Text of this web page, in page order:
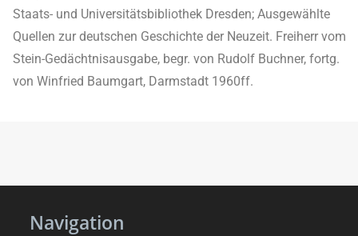
Staats- und Universitätsbibliothek Dresden; Ausgewählte
Quellen zur deutschen Geschichte der Neuzeit. Freiherr vom
Stein-Gedächtnisausgabe, begr. von Rudolf Buchner, fortg.
von Winfried Baumgart, Darmstadt 1960ff.
Navigation